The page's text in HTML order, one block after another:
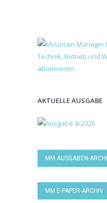
AKTUELLE AUSGABE
MM AUSGABEN-
MM E-PAPER-ARCHIV